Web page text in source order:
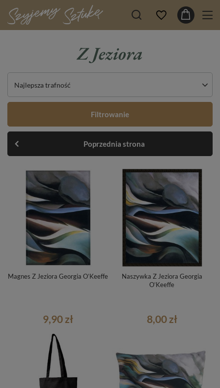
Z Jeziora
Najlepsza trafność
Filtrowanie
Poprzednia strona
Magnes Z Jeziora Georgia O’Keeffe
9,90 zł
Naszywka Z Jeziora Georgia
O’Keeffe
8,00 zł